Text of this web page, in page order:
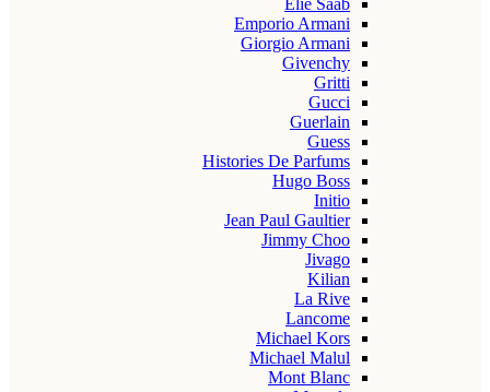
Elie Saab
Emporio Armani
Giorgio Armani
Givenchy
Gritti
Gucci
Guerlain
Guess
Histories De Parfums
Hugo Boss
Initio
Jean Paul Gaultier
Jimmy Choo
Jivago
Kilian
La Rive
Lancome
Michael Kors
Michael Malul
Mont Blanc